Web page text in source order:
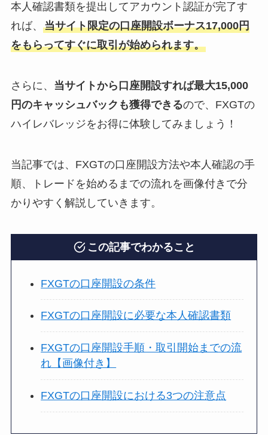
本人確認書類を提出してアカウント認証が完了す
れば、 当サイト限定の口座開設ボーナス17,000円
をもらってすぐに取引が始められます。
さらに、 当サイトから口座開設すれば最大15,000
円のキャッシュバックも獲得できるので、FXGTの
ハイレバレッジをお得に体験してみましょう！
当記事では、FXGTの口座開設方法や本人確認の手
順、トレードを始めるまでの流れを画像付きで分
かりやすく解説していきます。
この記事でわかること
FXGTの口座開設の条件
FXGTの口座開設に必要な本人確認書類
FXGTの口座開設手順・取引開始までの流
れ【画像付き】
FXGTの口座開設における3つの注意点